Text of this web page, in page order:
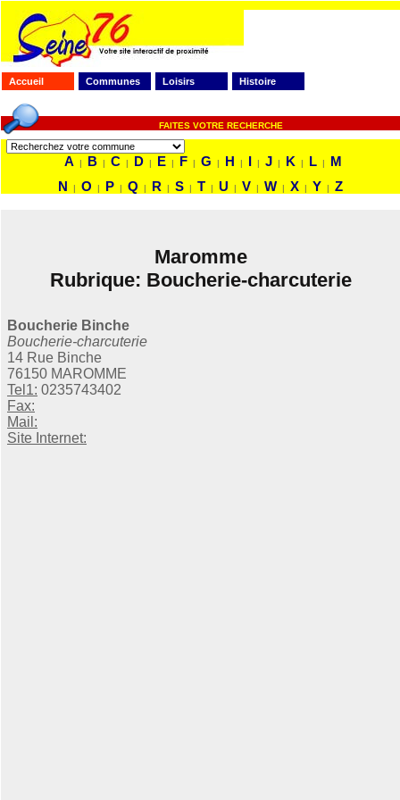
Accueil Communes Loisirs Histoire
FAITES VOTRE RECHERCHE
A | B | C | D | E | F | G | H | I | J | K | L |
M
N
| O | P | Q | R | S | T | U | V | W | X | Y | Z
Maromme
Rubrique: Boucherie-charcuterie
Boucherie Binche
Boucherie-charcuterie
14 Rue Binche
76150 MAROMME
Tel1: 0235743402
Fax:
Mail:
Site Internet: